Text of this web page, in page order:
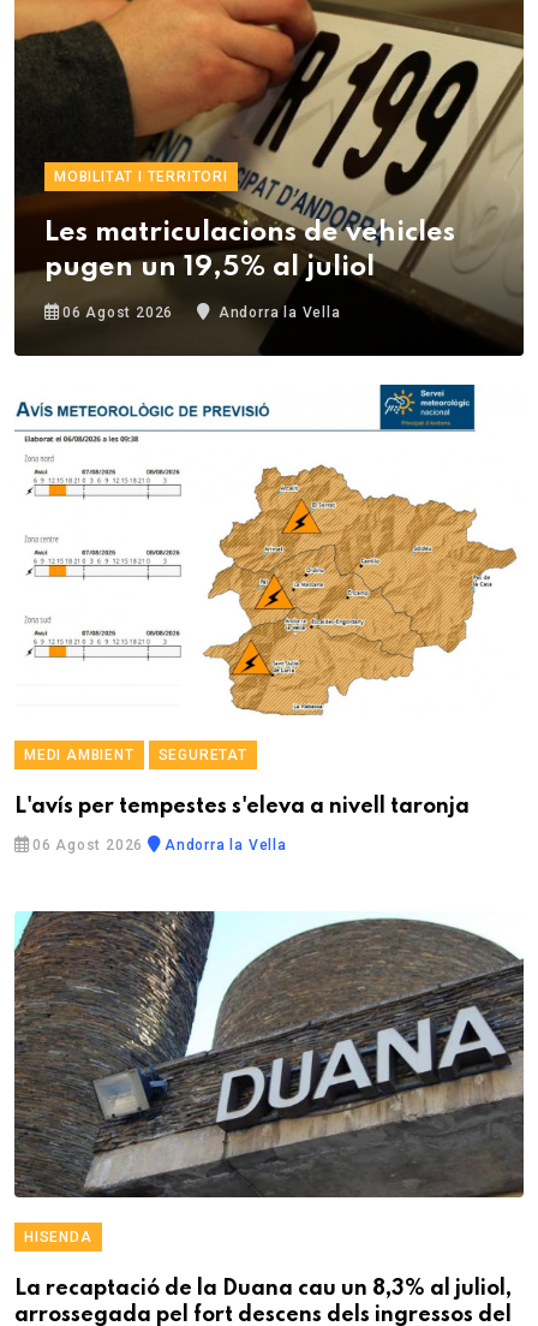
MOBILITAT I TERRITORI
Les matriculacions de vehicles
pugen un 19,5% al juliol
06 Agost 2026 Andorra la Vella
MEDI AMBIENT SEGURETAT
L'avís per tempestes s'eleva a nivell taronja
06 Agost 2026 Andorra la Vella
HISENDA
La recaptació de la Duana cau un 8,3% al juliol,
arrossegada pel fort descens dels ingressos del